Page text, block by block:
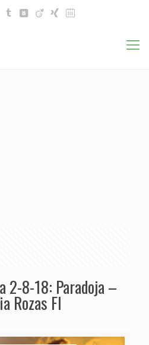
2-8-18: Paradoja –
Rozas FI